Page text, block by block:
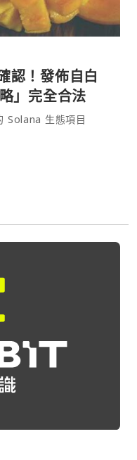
認！發佈自白
」完全合法
Solana 生態項目